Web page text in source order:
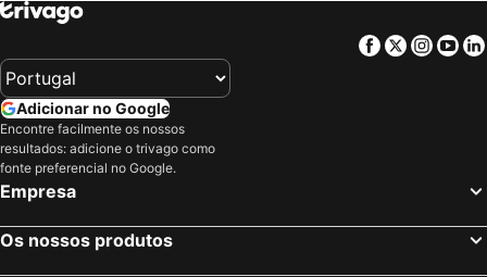
Facebook
Twitter
Adicionar no Google
Encontre facilmente os nossos
resultados: adicione o trivago como
fonte preferencial no Google.
Empresa
Os nossos produtos